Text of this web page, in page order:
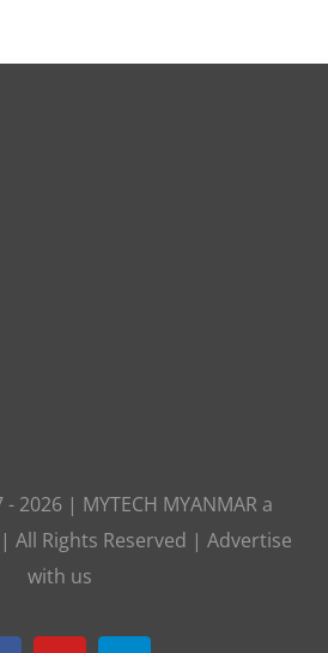
- 2026 | MYTECH MYANMAR a
All Rights Reserved | Advertise
with us